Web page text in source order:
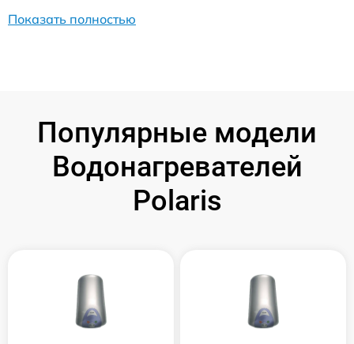
Показать полностью
Популярные модели
Водонагревателей
Polaris